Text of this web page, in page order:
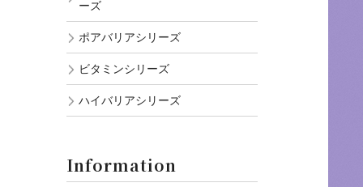
ーズ
ポアバリアシリーズ
ビタミンシリーズ
ハイバリアシリーズ
Information